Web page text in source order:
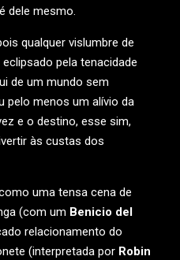
dele mesmo.
qualquer vislumbre de
pela tenacidade
de um mundo sem
pelo menos um alívio da
e o destino, esse sim,
às custas dos
uma tensa cena de
(com um Benicio del
relacionamento do
(interpretada por Robin